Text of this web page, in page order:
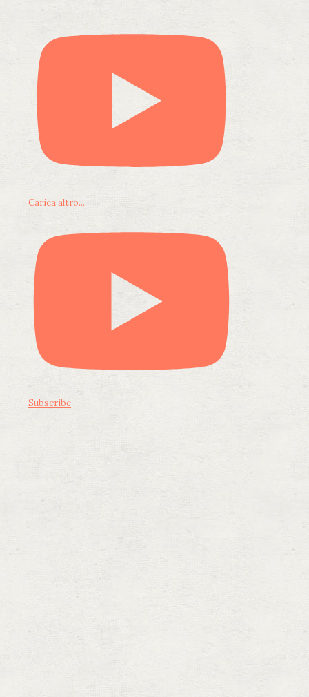
Carica altro...
Subscribe